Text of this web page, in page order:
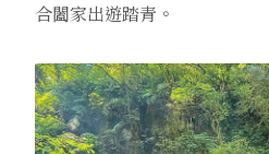
合闔家出遊踏青。